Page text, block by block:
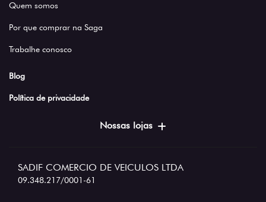
Quem somos
Por que comprar na Saga
Trabalhe conosco
Blog
Política de privacidade
Nossas lojas
SADIF COMERCIO DE VEICULOS LTDA
09.348.217/0001-61